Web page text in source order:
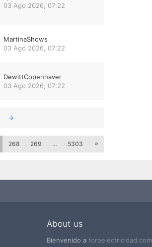
03 Ago 2026, 07:22
MartinaShows
03 Ago 2026, 07:22
DewittCopenhaver
03 Ago 2026, 07:22
268 269 … 5303
About us
Bienvenido a foroelectricidad.com